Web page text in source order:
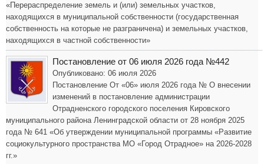
«Перераспределение земель и (или) земельных участков,
находящихся в муниципальной собственности (государственная
собственность на которые не разграничена) и земельных участков,
находящихся в частной собственности»
Постановление от 06 июля 2026 года №442
Опубликовано: 06 июля 2026
Постановление От «06» июля 2026 года № О внесении
изменений в постановление администрации
Отрадненского городского поселения Кировского
муниципального района Ленинградской области от 28 ноября 2025
года № 641 «Об утверждении муниципальной программы «Развитие
социокультурного пространства МО «Город Отрадное» на 2026-2028
гг.»